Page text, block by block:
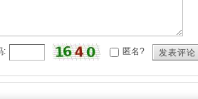
: 匿名? 发表评论